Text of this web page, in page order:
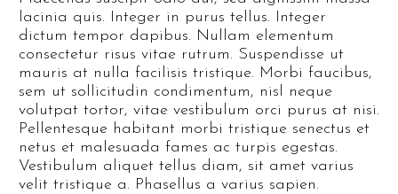
lacinia quis. Integer in purus tellus. Integer
dictum tempor dapibus. Nullam elementum
consectetur risus vitae rutrum. Suspendisse ut
mauris at nulla facilisis tristique. Morbi faucibus,
sem ut sollicitudin condimentum, nisl neque
volutpat tortor, vitae vestibulum orci purus at nisi.
Pellentesque habitant morbi tristique senectus et
netus et malesuada fames ac turpis egestas.
Vestibulum aliquet tellus diam, sit amet varius
velit tristique a. Phasellus a varius sapien.